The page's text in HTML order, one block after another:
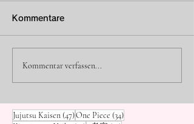
ist Seiko (Oma)?
Medien/Exorzisten“
neben „Nube“ und „Blue
Manga-Blogger! Unter den
faszinierenden Charakteren
Ayase , am meisten hervor.
Sie sieht aus wie eine
Kommentare
Kommentar verfassen...
Jujutsu Kaisen (47)47 Beiträge
One Piece (34)34 Beiträge